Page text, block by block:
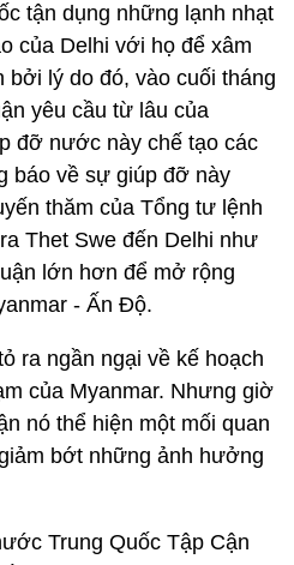
tận dụng những lạnh nhạt
của Delhi với họ để xâm
bởi lý do đó, vào cuối tháng
yêu cầu từ lâu của
đỡ nước này chế tạo các
báo về sự giúp đỡ này
thăm của Tổng tư lệnh
Thet Swe đến Delhi như
lớn hơn để mở rộng
- Ấn Độ.
ra ngần ngại về kế hoạch
của Myanmar. Nhưng giờ
nó thể hiện một mối quan
bớt những ảnh hưởng
Trung Quốc Tập Cận